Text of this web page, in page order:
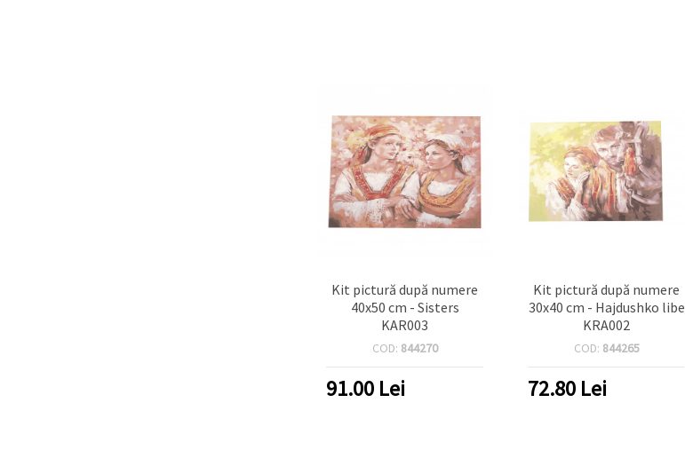
Kit pictură după numere
40x50 cm - Sisters
KAR003
COD: 844270
91.00 Lei
Kit pictură după numere
30x40 cm - Hajdushko libe
KRA002
COD: 844265
72.80 Lei